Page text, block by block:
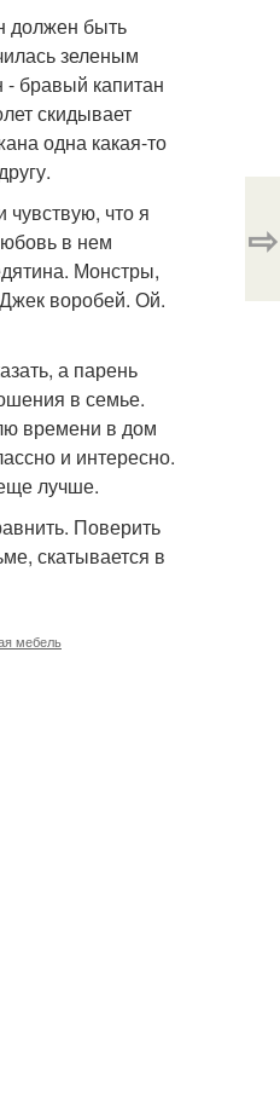
должен быть
зеленым
- бравый капитан
скидывает
одна какая-то
что я
в нем
Монстры,
воробей. Ой.
а парень
в семье.
времени в дом
и интересно.
лучше.
Поверить
скатывается в
мебель
⇨